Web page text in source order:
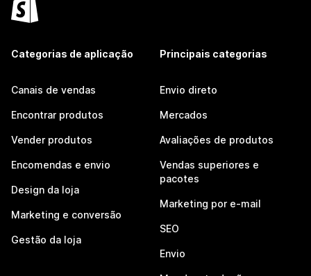
Categorias de aplicação
Canais de vendas
Encontrar produtos
Vender produtos
Encomendas e envio
Design da loja
Marketing e conversão
Gestão da loja
Principais categorias
Envio direto
Mercados
Avaliações de produtos
Vendas superiores e
pacotes
Marketing por e-mail
SEO
Envio